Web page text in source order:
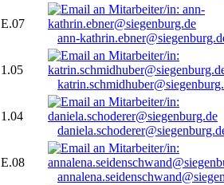
E.07
ann-
1.05
1.04
E.08